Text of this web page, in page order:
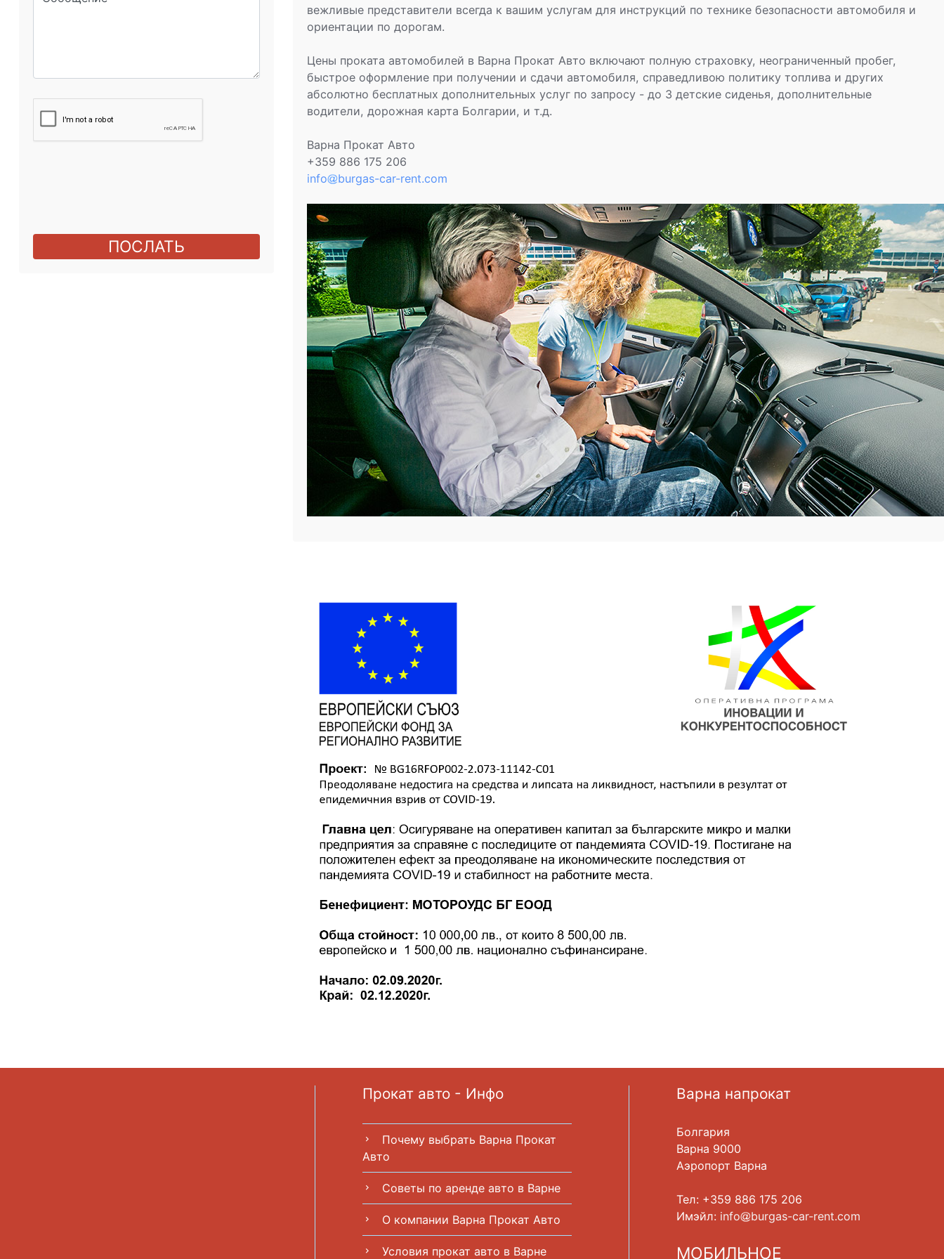
ПОСЛАТЬ
вежливые представители всегда к вашим услугам для инструкций по технике безопасности автомобиля и
ориентации по дорогам.
Цены проката автомобилей в Варна Прокат Авто включают полную страховку, неограниченный пробег,
быстрое оформление при получении и сдачи автомобиля, справедливою политику топлива и других
абсолютно бесплатных дополнительных услуг по запросу - до 3 детские сиденья, дополнительные
водители, дорожная карта Болгарии, и т.д.
Варна Прокат Авто
+359 886 175 206
info
burgas-car-rent.com
Прокат авто - Инфо
chevron_right
Почему выбрать Варна Прокат
Авто
chevron_right Советы по аренде авто в Варне
chevron_right О компании Варна Прокат Авто
chevron_right Условия прокат авто в Варне
Варна напрокат
Болгария
Варна 9000
Аэропорт Варна
Тел: +359 886 175 206
Имэйл: info burgas-car-rent.com
МОБИЛЬНОЕ